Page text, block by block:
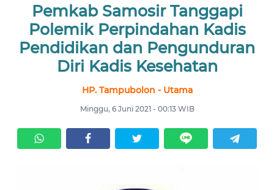
Pemkab Samosir Tanggapi
Polemik Perpindahan Kadis
Pendidikan dan Pengunduran
Diri Kadis Kesehatan
HP. Tampubolon - Utama
Minggu, 6 Juni 2021 - 00:13 WIB
UTAMA
NUSANTARA
KHAS